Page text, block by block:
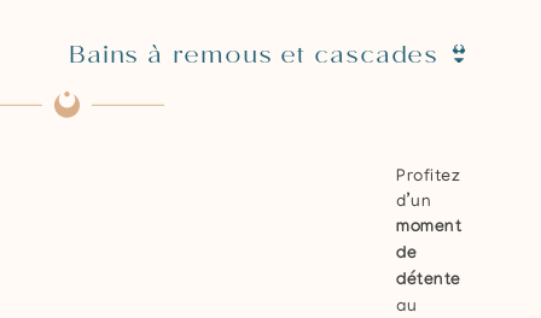
Bains à remous et cascades 👙
Profitez
d’un
moment
de
détente
au